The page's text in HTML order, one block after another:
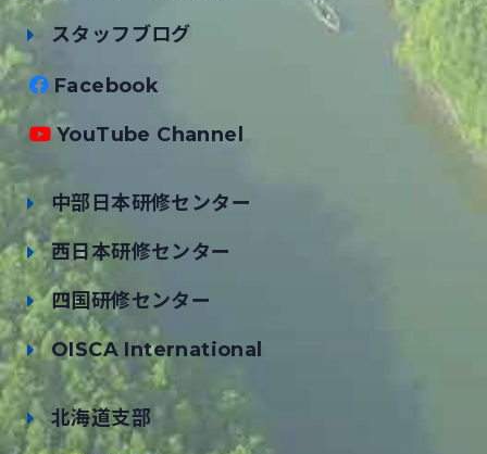
スタッフブログ
Facebook
YouTube Channel
中部日本研修センター
西日本研修センター
四国研修センター
OISCA International
北海道支部